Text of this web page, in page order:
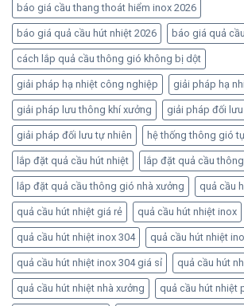
báo giá cầu thang thoát hiểm inox 2026
báo giá quả cầu hút nhiệt 2026 báo giá quả
cách lắp quả cầu thông gió không bị dột
giải pháp hạ nhiệt công nghiệp giải pháp hạ
giải pháp lưu thông khí xưởng giải pháp đối
giải pháp đối lưu tự nhiên hệ thống thông gió
lắp đặt quả cầu hút nhiệt lắp đặt quả cầu
lắp đặt quả cầu thông gió nhà xưởng quả cầu
quả cầu hút nhiệt giá rẻ quả cầu hút nhiệt inox
quả cầu hút nhiệt inox 304 quả cầu hút nhiệt
quả cầu hút nhiệt inox 304 giá sỉ quả cầu hút
quả cầu hút nhiệt nhà xưởng quả cầu hút nhiệt